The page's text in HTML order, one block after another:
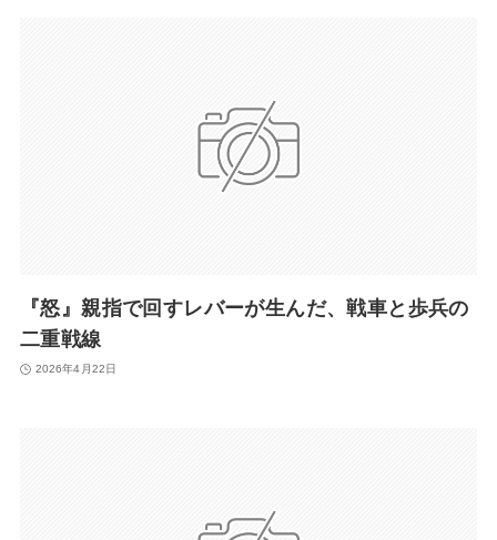
『怒』親指で回すレバーが生んだ、戦車と歩兵の
二重戦線
2026年4月22日